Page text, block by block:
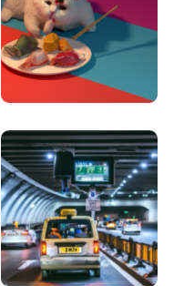
points for the
that are easy to
words.